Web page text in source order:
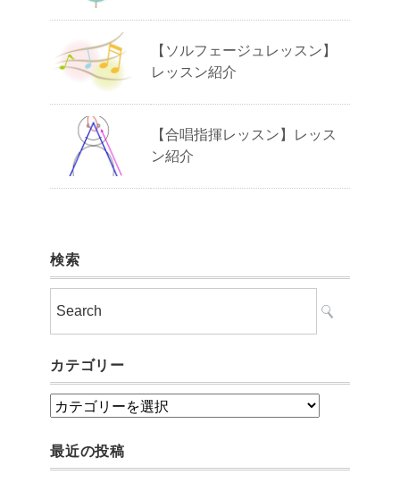
【ソルフェージュレッスン】
レッスン紹介
【合唱指揮レッスン】レッス
ン紹介
検索
カテゴリー
カ
ゴ
最近の投稿